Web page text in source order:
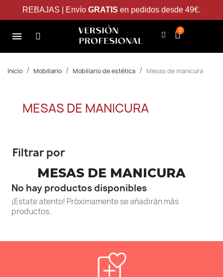
REBAJAS | Envío GRATIS en pedidos desde 49€.
Inicio Mobiliario Mobiliario de estética Mesas de manicura
MESAS DE MANICURA
Filtrar por
MESAS DE MANICURA
No hay productos disponibles
¡Estate atento! Próximamente se añadirán más
productos.